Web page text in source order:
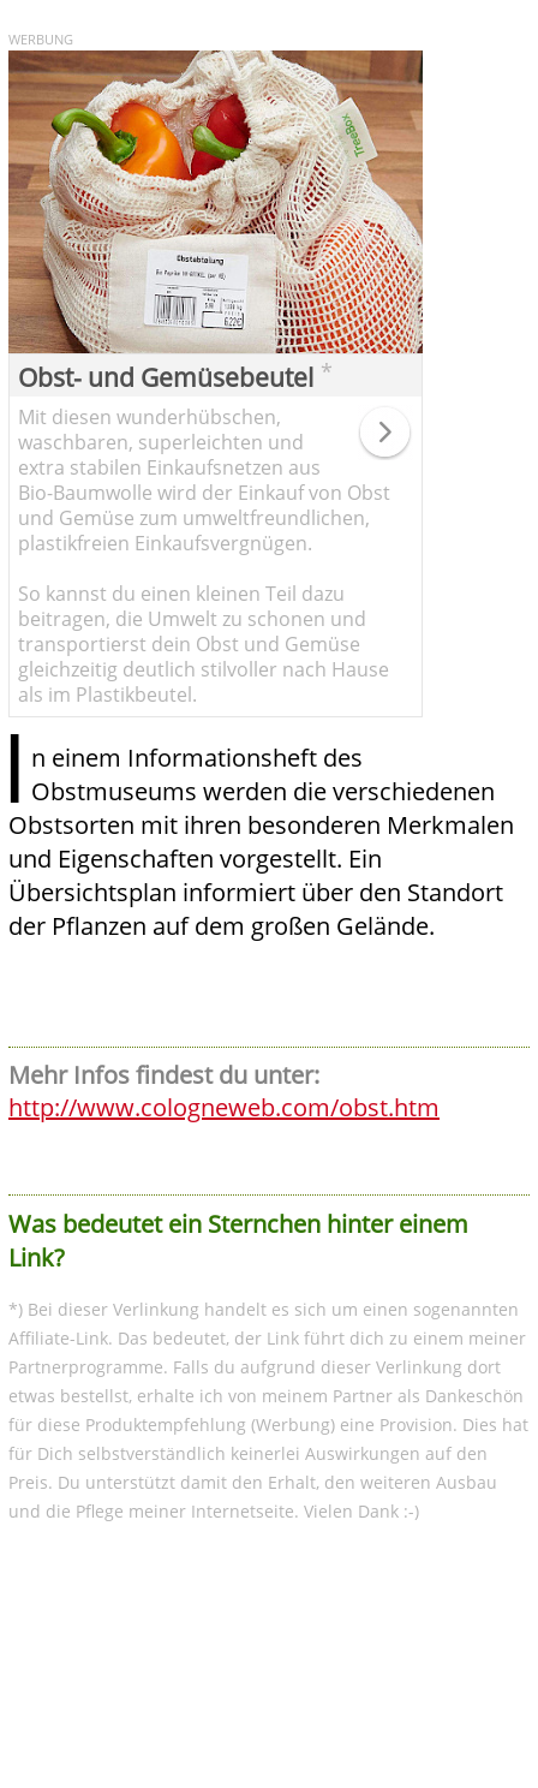
WERBUNG
Obst- und Gemüsebeutel *
Mit diesen wunderhübschen,
waschbaren, superleichten und
extra stabilen Einkaufsnetzen aus
Bio-Baumwolle wird der Einkauf von Obst
und Gemüse zum umweltfreundlichen,
plastikfreien Einkaufsvergnügen.
So kannst du einen kleinen Teil dazu
beitragen, die Umwelt zu schonen und
transportierst dein Obst und Gemüse
gleichzeitig deutlich stilvoller nach Hause
als im Plastikbeutel.
I n einem Informationsheft des
Obstmuseums werden die verschiedenen
Obstsorten mit ihren besonderen Merkmalen
und Eigenschaften vorgestellt. Ein
Übersichtsplan informiert über den Standort
der Pflanzen auf dem großen Gelände.
Mehr Infos findest du unter:
http://www.cologneweb.com/obst.htm
Was bedeutet ein Sternchen hinter einem
Link?
*) Bei dieser Verlinkung handelt es sich um einen sogenannten
Affiliate-Link. Das bedeutet, der Link führt dich zu einem meiner
Partnerprogramme. Falls du aufgrund dieser Verlinkung dort
etwas bestellst, erhalte ich von meinem Partner als Dankeschön
für diese Produktempfehlung (Werbung) eine Provision. Dies hat
für Dich selbstverständlich keinerlei Auswirkungen auf den
Preis. Du unterstützt damit den Erhalt, den weiteren Ausbau
und die Pflege meiner Internetseite. Vielen Dank :-)